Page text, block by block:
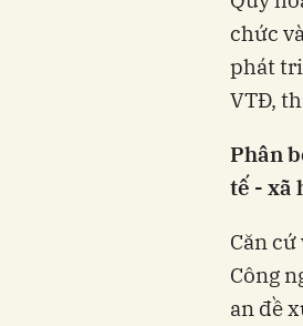
chức
phát
VTĐ,
Phân
tế - xã
Căn
Công
an đề